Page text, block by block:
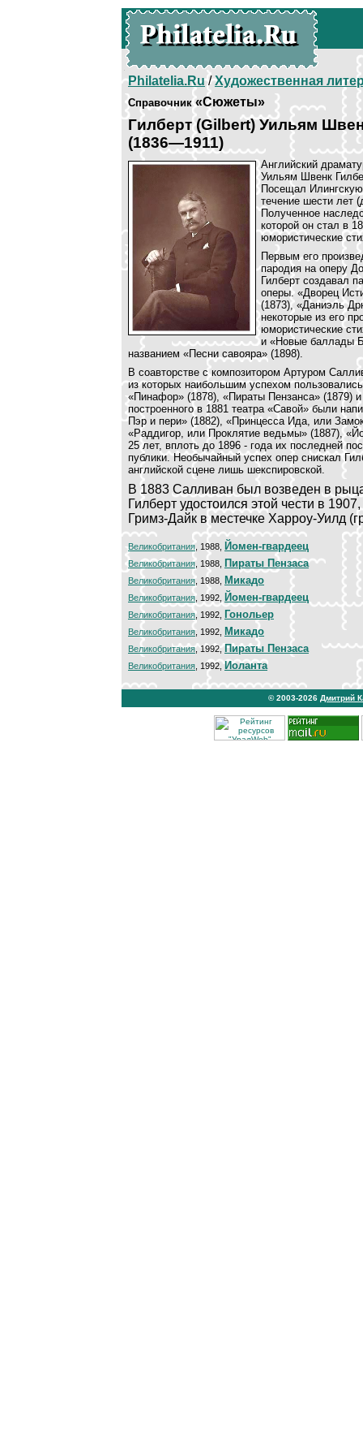
Philatelia.Ru/Художественная
Справочник«Сюжеты»
Гилберт (Gilbert) Уильям
(1836—1911)
Английский
Уильям Швенк
Посещал
течение шести лет
Полученное
которой он стал в
юмористические
Первым его
пародия на оперу
Гилберт создавал
оперы. «Дворец
(1873), «Даниэль
некоторые из его
юмористические
и «Новые баллады
названием «Песни савояра» (1898).
В соавторстве с композитором Артуром
из которых наибольшим успехом
«Пинафор» (1878), «Пираты Пензанса» (1879)
построенного в 1881 театра «Савой» были
Пэр и пери» (1882), «Принцесса Ида, или
«Раддигор, или Проклятие ведьмы» (1887),
25 лет, вплоть до 1896 - года их последней
публики. Необычайный успех опер снискал
английской сцене лишь шекспировской.
В 1883 Салливан был возведен в
Гилберт удостоился этой чести в
Гримз-Дайк в местечке Харроу-Уилд
Великобритания , 1988, Йомен-гвардеец
Великобритания, 1988, Пирaты Пензаса
Великобритания, 1988, Микадо
Великобритания, 1992, Йомен-гвардеец
Великобритания, 1992, Гонольер
Великобритания, 1992, Микадо
Великобритания, 1992, Пирaты Пензаса
Великобритания , 1992,Иоланта
© 2003-2026 Дмитрий